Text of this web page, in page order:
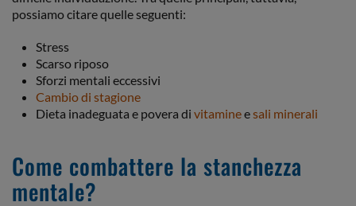
possiamo citare quelle seguenti:
Stress
Scarso riposo
Sforzi mentali eccessivi
Cambio di stagione
Dieta inadeguata e povera di vitamineesali minerali
Come combattere la stanchezza
mentale?